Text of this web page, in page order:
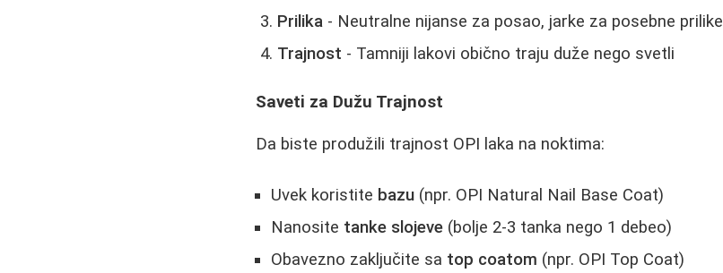
Prilika - Neutralne nijanse za posao, jarke za posebne prilike
Trajnost - Tamniji lakovi obično traju duže nego svetli
Saveti za Dužu Trajnost
Da biste produžili trajnost OPI laka na noktima:
Uvek koristite bazu (npr. OPI Natural Nail Base Coat)
Nanosite tanke slojeve (bolje 2-3 tanka nego 1 debeo)
Obavezno zaključite sa top coatom (npr. OPI Top Coat)